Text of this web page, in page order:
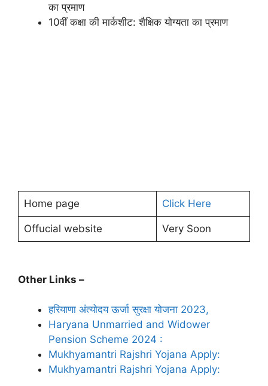
का प्रमाण
10वीं कक्षा की मार्कशीट: शैक्षिक योग्यता का प्रमाण
Home page Click Here
Offucial website Very Soon
Other Links –
हरियाणा अंत्योदय ऊर्जा सुरक्षा योजना 2023,
Haryana Unmarried and Widower
Pension Scheme 2024 :
Mukhyamantri Rajshri Yojana Apply:
Mukhyamantri Rajshri Yojana Apply: